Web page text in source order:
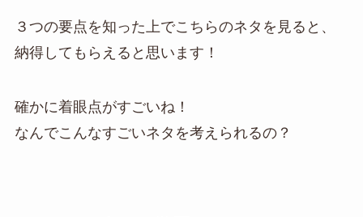
３つの要点を知った上でこちらのネタを見ると、
納得してもらえると思います！
確かに着眼点がすごいね！
なんでこんなすごいネタを考えられるの？